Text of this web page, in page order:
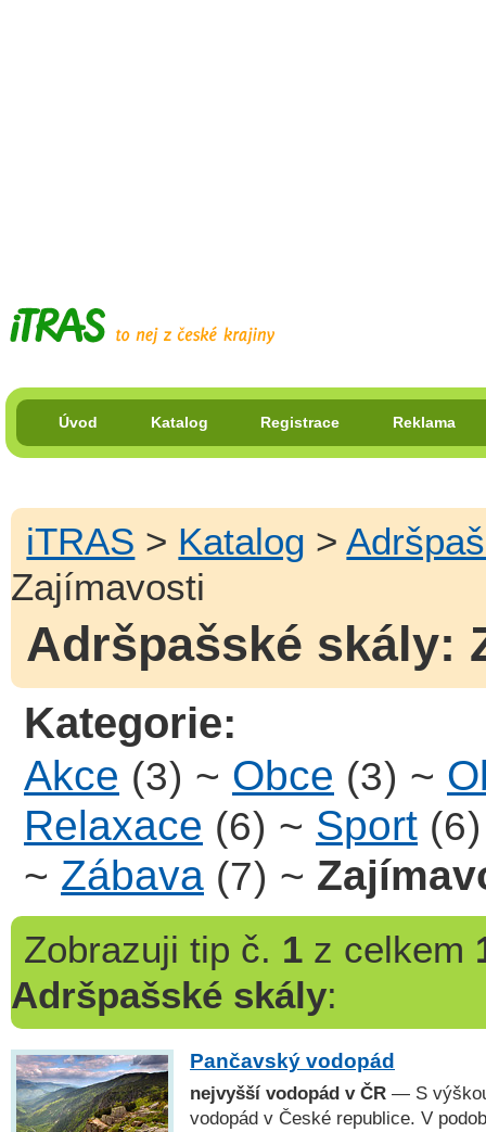
Úvod Katalog Registrace Reklama
iTRAS > Katalog >
Zajímavosti
Adršpašské skály:
Kategorie:
Akce (3) ~ Obce (3) ~
Relaxace (6) ~ Sport (6)
~ Zábava (7) ~
Zobrazuji tip č. 1z celkem
Adršpašské skály:
Pančavský vodopád
nejvyšší vodopád v ČR — S
vodopád v České republice. V